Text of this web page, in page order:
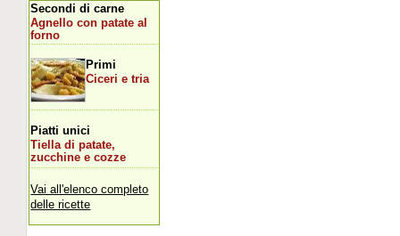
Secondi di carne
Agnello con patate al
forno
Primi
Ciceri e tria
Piatti unici
Tiella di patate,
zucchine e cozze
Vai all'elenco completo
delle ricette